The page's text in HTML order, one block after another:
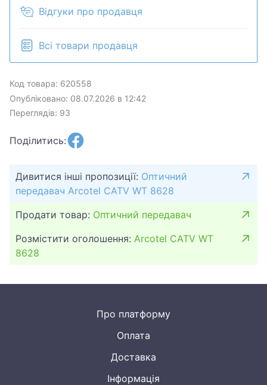
Відгуки про продавця
Всі товари продавця
Код товара: 620558
Опубліковано: 08.07.2026 в 12:42
Переглядів: 93
Поділитись:
Дивитися інші пропозиції: Оптичний
передавач Arcotel CATV WT 8628
Продати товар: Оптичний передавач
Розмістити оголошення: Arcotel CATV WT
8628
Про платформу
Оплата
Доставка
Інформація